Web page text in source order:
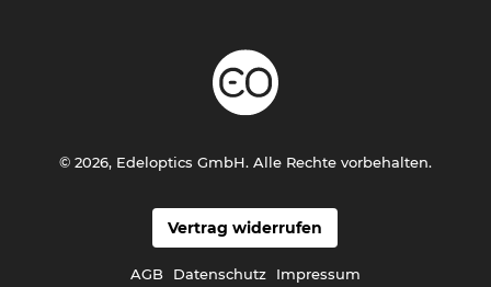
Vertrag widerrufen
AGB Datenschutz Impressum
© 2026, Edeloptics GmbH. Alle Rechte vorbehalten.